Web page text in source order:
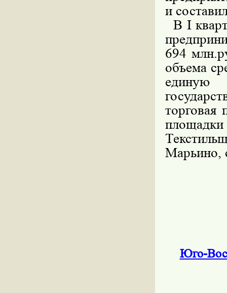
и
В I
694
объема
единую
торговая
Марьино,
Юго-